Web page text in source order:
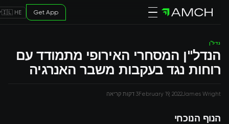
🇮🇱 HE Get App
נדל"ן
הנדל"ן המסחרי האירופי מתמודד עם
רוחות נגד בעקבות משבר האנרגיה
James Wright
February 19, 20223 דקות קריאה
הנוף הנוכחי